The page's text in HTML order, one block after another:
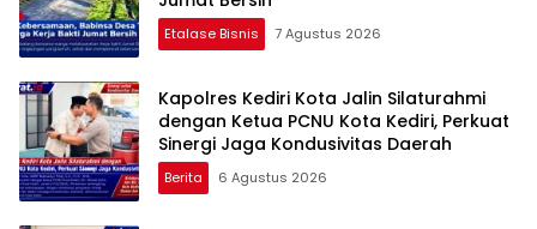
Etalase Bisnis 7 Agustus 2026
Kapolres Kediri Kota Jalin Silaturahmi
dengan Ketua PCNU Kota Kediri, Perkuat
Sinergi Jaga Kondusivitas Daerah
Berita 6 Agustus 2026